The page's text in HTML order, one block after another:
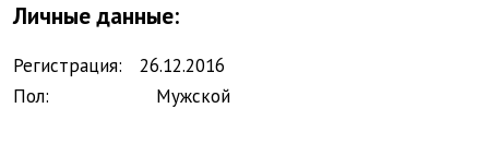
Личные данные:
Регистрация: 26.12.2016
Пол:
Мужской